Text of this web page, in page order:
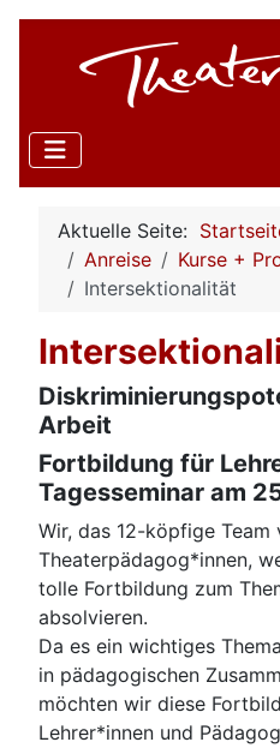
Aktuelle Seite:
Anreise
Kurse +
Intersektionalität
Arbeit
Fortbildung für
Tagesseminar am
Wir, das 12-köpfige Team
Theaterpädagog*innen,
tolle Fortbildung zum
absolvieren.
Da es ein wichtiges
in pädagogischen
möchten wir diese
Lehrer*innen und